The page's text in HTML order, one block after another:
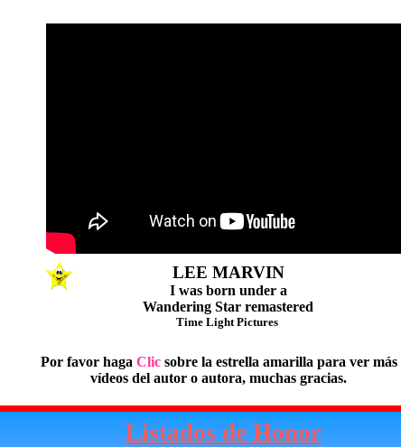
LEE MARVIN
I was born under a
Wandering Star remastered
Time Light Pictures
Listados de Honor
Por favor haga Clicsobre la estrella amarilla para ver más
vídeos del autor o autora, muchas gracias.